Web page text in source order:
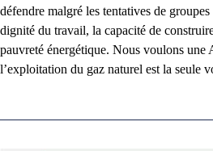
défendre malgré les tentatives de
dignité du travail, la capacité de
pauvreté énergétique. Nous voulons une
l’exploitation du gaz naturel est la seule